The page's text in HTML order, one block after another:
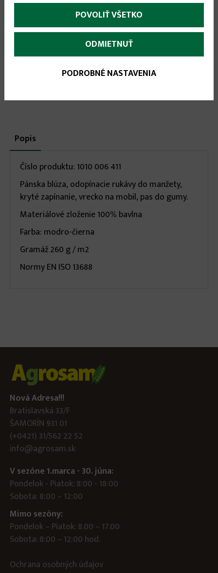
19.95 €

More
infos
Popis
karta)
Číslo produktu: 1010 006 411
Pánska blúza, odopínacie rukávy do manžety,
kryté zapínanie, vrecko na mobil, pas do gumy.
Materiálové zloženie 100% bavlna
Farba: modro-čierna
Gramáž 260 g / m2
Normy EN ISO 13688
Nová Adresa!!!
Bratislavská 33/F
ŠAMORÍN 931 01
(+0421) 31/562 22 52
info@agrosam.sk
V sezóne 1.marca - 30. júna:
Pondelok - Piatok: 8:00 - 18:00
Sobota: 8:00 – 12:00
Mimo sezóny:
Pondelok – Piatok: 8.00 – 17.00
Sobota: 8:00 – 12:00 hod.
Ochrana osobných údajov
POVOLIŤ VŠETKO
ODMIETNUŤ
PODROBNÉ NASTAVENIA